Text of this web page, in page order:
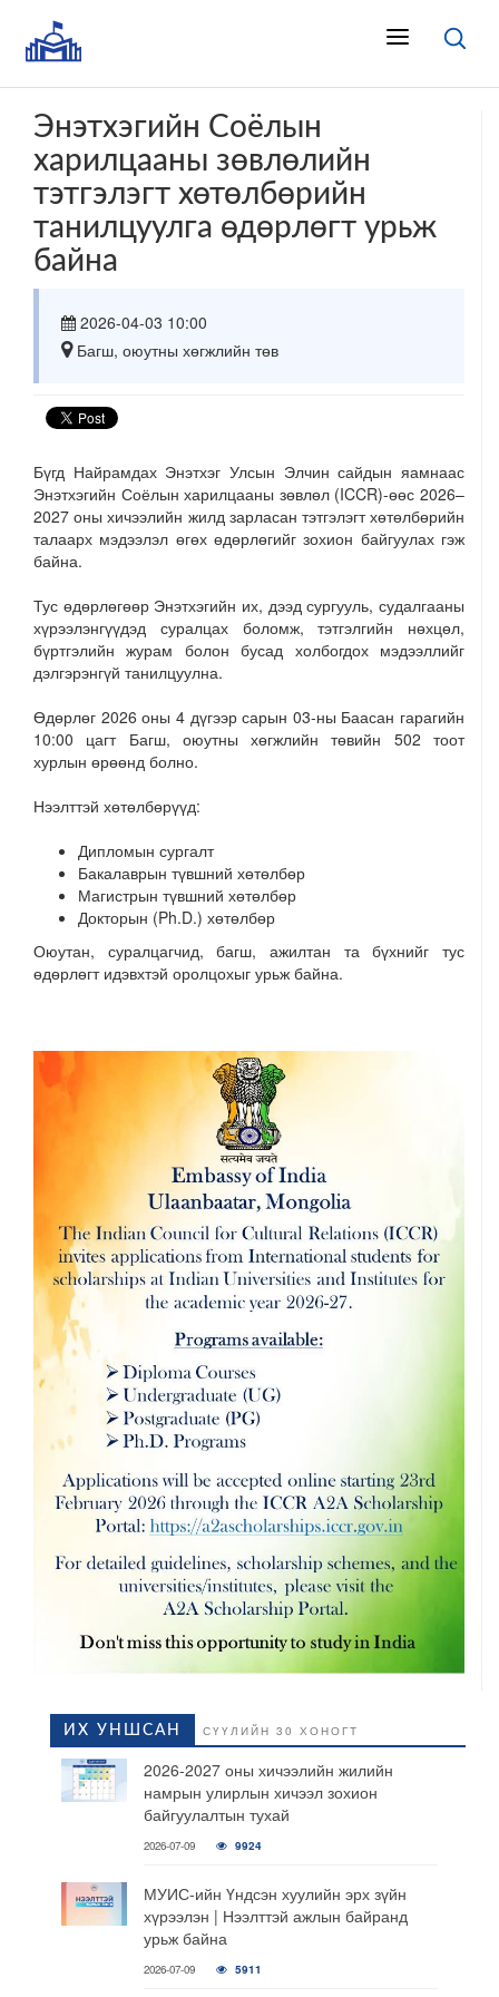
Энэтхэгийн Соёлын
харилцааны зөвлөлийн
тэтгэлэгт хөтөлбөрийн
танилцуулга өдөрлөгт урьж
байна
2026-04-03 10:00
Багш, оюутны хөгжлийн төв
Бүгд Найрамдах Энэтхэг Улсын Элчин сайдын яамнаас
Энэтхэгийн Соёлын харилцааны зөвлөл (ICCR)-өөс 2026–
2027 оны хичээлийн жилд зарласан тэтгэлэгт хөтөлбөрийн
талаарх мэдээлэл өгөх өдөрлөгийг зохион байгуулах гэж
байна.
Тус өдөрлөгөөр Энэтхэгийн их, дээд сургууль, судалгааны
хүрээлэнгүүдэд суралцах боломж, тэтгэлгийн нөхцөл,
бүртгэлийн журам болон бусад холбогдох мэдээллийг
дэлгэрэнгүй танилцуулна.
Өдөрлөг 2026 оны 4 дүгээр сарын 03-ны Баасан гарагийн
10:00 цагт Багш, оюутны хөгжлийн төвийн 502 тоот
хурлын өрөөнд болно.
Нээлттэй хөтөлбөрүүд:
Дипломын сургалт
Бакалаврын түвшний хөтөлбөр
Магистрын түвшний хөтөлбөр
Докторын (Ph.D.) хөтөлбөр
Оюутан, суралцагчид, багш, ажилтан та бүхнийг тус
өдөрлөгт идэвхтэй оролцохыг урьж байна.
ИХ УНШСАН СҮҮЛИЙН 30 ХОНОГТ
2026-2027 оны хичээлийн жилийн
намрын улирлын хичээл зохион
байгуулалтын тухай
2026-07-09 9924
МУИС-ийн Үндсэн хуулийн эрх зүйн
хүрээлэн | Нээлттэй ажлын байранд
урьж байна
2026-07-09 5911